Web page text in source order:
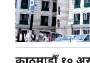
काठमाडौँ,१०